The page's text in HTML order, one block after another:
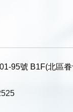
95號 B1F(北區